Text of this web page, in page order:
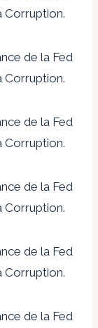
Corruption.
de la Fed
Corruption.
de la Fed
Corruption.
de la Fed
Corruption.
de la Fed
Corruption.
de la Fed